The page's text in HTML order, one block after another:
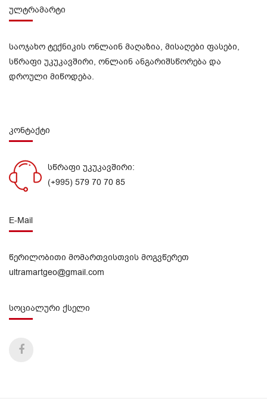
ულტრამარტი
საოჯახო ტექნიკის ონლაინ მაღაზია, მისაღები ფასები,
სწრაფი უკუკავშირი, ონლაინ ანგარიშსწორება და
დროული მიწოდება.
კონტაქტი
სწრაფი უკუკავშირი:
(+995) 579 70 70 85
E-Mail
წერილობითი მომართვისთვის მოგვწერეთ
ultramartgeo@gmail.com
სოციალური ქსელი